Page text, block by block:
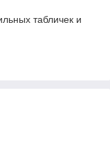
табличек и